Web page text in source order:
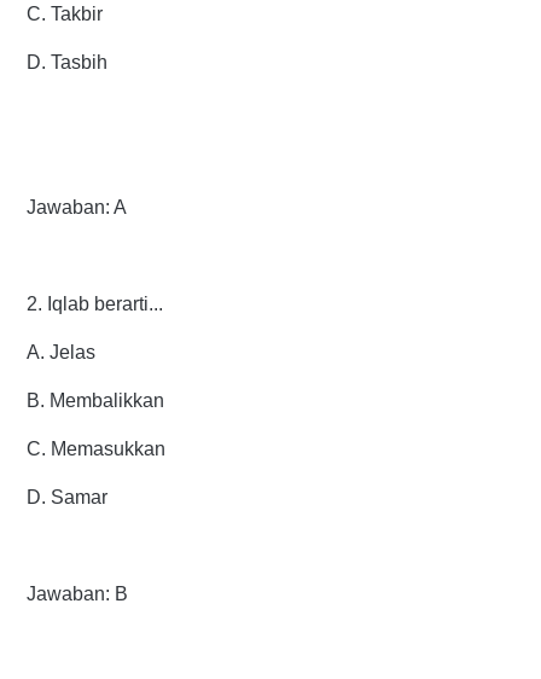
C. Takbir
D. Tasbih
Jawaban: A
2. Iqlab berarti...
A. Jelas
B. Membalikkan
C. Memasukkan
D. Samar
Jawaban: B